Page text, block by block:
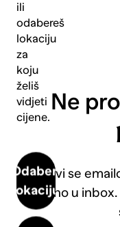
ili
odabereš
lokaciju
za
koju
želiš
vidjeti
cijene.
Odaberi
lokaciju
Ne
Prijavi se
direktno u inbox.